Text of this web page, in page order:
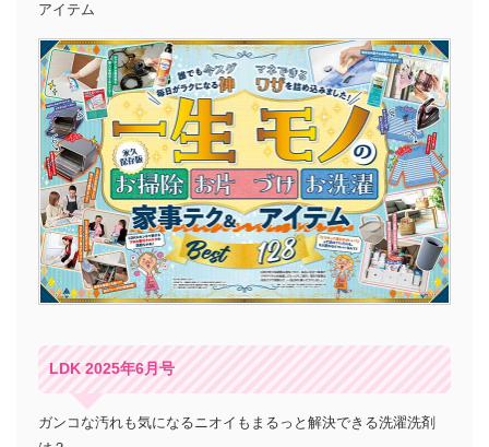
アイテム
LDK 2025年6月号
ガンコな汚れも気になるニオイもまるっと解決できる洗濯洗剤